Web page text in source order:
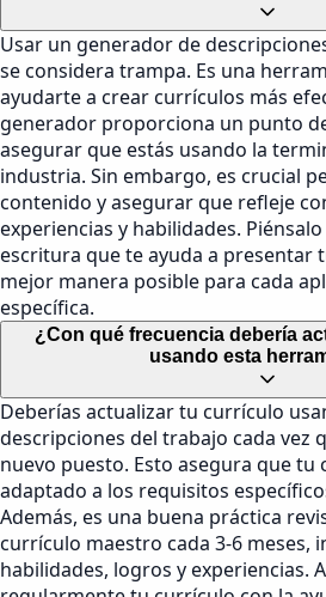
Usar un generador de
se considera trampa. Es una
ayudarte a crear currículos más
generador proporciona un punto
asegurar que estás usando la
industria. Sin embargo, es crucial
contenido y asegurar que refleje
experiencias y habilidades.
escritura que te ayuda a presentar
mejor manera posible para cada
específica.
¿Con qué frecuencia debería
usando esta
Deberías actualizar tu currículo
descripciones del trabajo cada vez
nuevo puesto. Esto asegura que tu
adaptado a los requisitos
Además, es una buena práctica
currículo maestro cada 3-6 meses,
habilidades, logros y experiencias.